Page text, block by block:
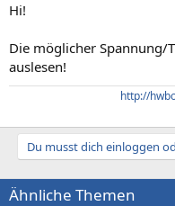
Hi!
Die möglicher Spannung/
auslesen!
http://
Du musst dich einloggen
Ähnliche Themen